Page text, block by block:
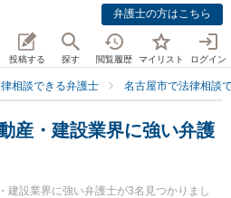
弁護士の方はこちら
投稿する 探す 閲覧履歴 マイリスト ログイン
相談できる弁護士 名古屋市で法律相談
産・建設業界に強い弁護
建設業界に強い弁護士が3名見つかりまし